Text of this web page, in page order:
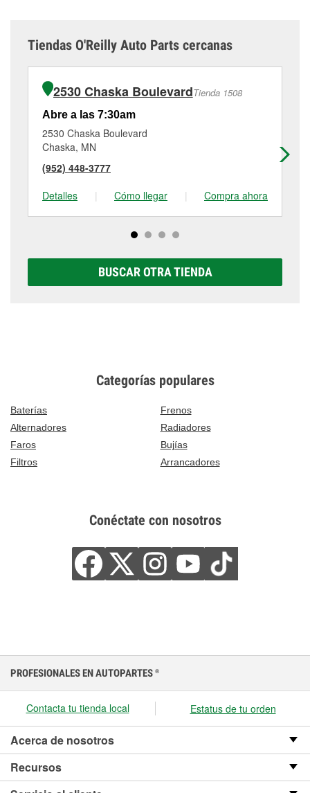
Tiendas O'Reilly Auto Parts cercanas
2530 Chaska BoulevardTienda 1508
Abre a las 7:30am
2530 Chaska Boulevard
Chaska, MN
(952) 448-3777
Detalles
| Cómo llegar | Compra ahora
BUSCAR OTRA TIENDA
Categorías populares
Baterías
Frenos
Alternadores
Radiadores
Faros
Bujías
Filtros
Arrancadores
Conéctate con nosotros
PROFESIONALES EN AUTOPARTES ®
Contacta tu tienda local Estatus de tu orden
Acerca de nosotros
Recursos